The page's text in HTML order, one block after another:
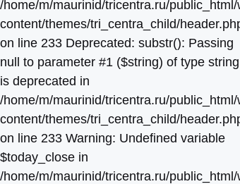
/home/m/maurinid/tricentra.ru/public_html/
content/themes/tri_centra_child/header.php
on line 233 Deprecated: substr(): Passing
null to parameter #1 ($string) of type string
is deprecated in
/home/m/maurinid/tricentra.ru/public_html/
content/themes/tri_centra_child/header.php
on line 233 Warning: Undefined variable
$today_close in
/home/m/maurinid/tricentra.ru/public_html/